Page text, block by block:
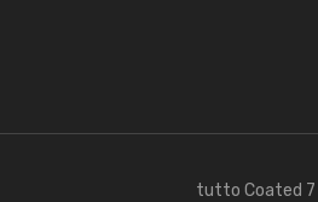
tutto Coated 7